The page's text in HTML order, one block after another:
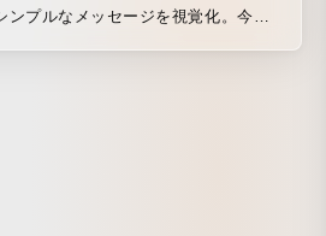
ンプルなメッセージを視覚化。今作